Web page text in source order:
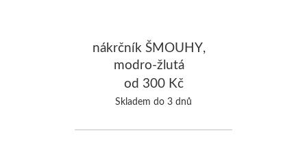
nákrčník ŠMOUHY,
modro-žlutá
od 300 Kč
Skladem do 3 dnů